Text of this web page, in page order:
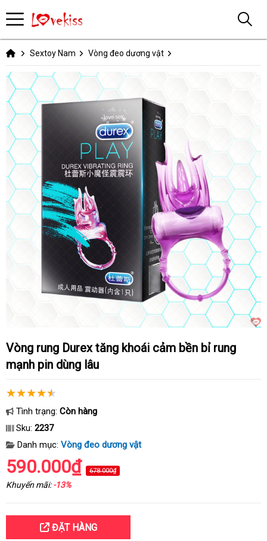
Sextoy Nam Vòng đeo dương vật
Vòng rung Durex tăng khoái cảm bền bỉ rung
mạnh pin dùng lâu
Tình trạng: Còn hàng
Sku: 2237
Danh mục: Vòng đeo dương vật
590.000₫ 678.000₫
Khuyến mãi:-13%
ĐẶT HÀNG